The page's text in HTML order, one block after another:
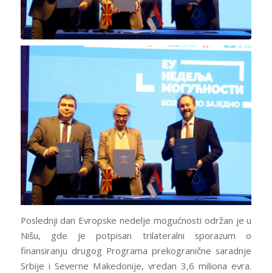
Poslednji dan Evropske nedelje mogućnosti održan je u
Nišu, gde je potpisan trilateralni sporazum o
finansiranju drugog Programa prekogranične saradnje
Srbije i Severne Makedonije, vredan 3,6 miliona evra.